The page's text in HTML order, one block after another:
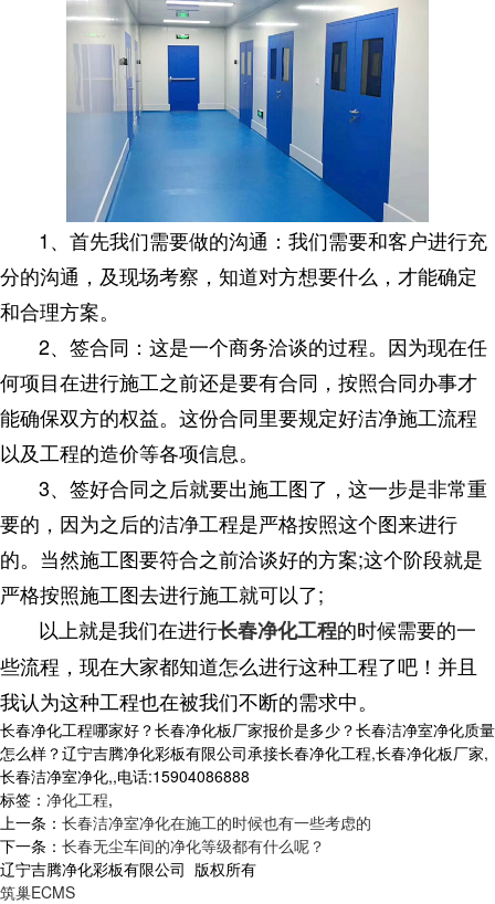
1、首先我们需要做的沟通：我们需要和客户进行充
分的沟通，及现场考察，知道对方想要什么，才能确定
和合理方案。
2、签合同：这是一个商务洽谈的过程。因为现在任
何项目在进行施工之前还是要有合同，按照合同办事才
能确保双方的权益。这份合同里要规定好洁净施工流程
以及工程的造价等各项信息。
3、签好合同之后就要出施工图了，这一步是非常重
要的，因为之后的洁净工程是严格按照这个图来进行
的。当然施工图要符合之前洽谈好的方案;这个阶段就是
严格按照施工图去进行施工就可以了;
以上就是我们在进行长春净化工程的时候需要的一
些流程，现在大家都知道怎么进行这种工程了吧！并且
我认为这种工程也在被我们不断的需求中。
长春净化工程哪家好？长春净化板厂家报价是多少？长春洁净室净化质量
怎么样？辽宁吉腾净化彩板有限公司承接长春净化工程,长春净化板厂家,
长春洁净室净化,,电话:15904086888
标签： 净化工程,
上一条： 长春洁净室净化在施工的时候也有一些考虑的
下一条： 长春无尘车间的净化等级都有什么呢？
辽宁吉腾净化彩板有限公司 版权所有
筑巢ECMS